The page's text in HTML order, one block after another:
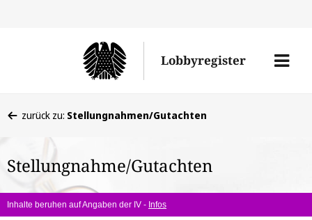
Lobbyregister
Menü
befinden
hier:
zurück zu: Stellungnahmen/Gutachten
Stellungnahme/Gutachten
Inhalte beruhen auf Angaben der IV - Infos